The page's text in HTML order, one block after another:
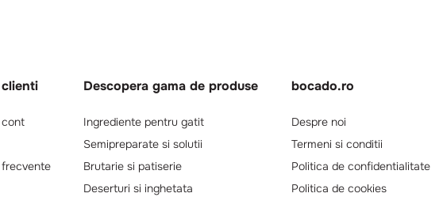
Descopera gama de produse
Ingrediente pentru gatit
Semipreparate si solutii
Brutarie si patiserie
Deserturi si inghetata
bocado.ro
Despre noi
Termeni si conditii
Politica de confidentialitate
Politica de cookies